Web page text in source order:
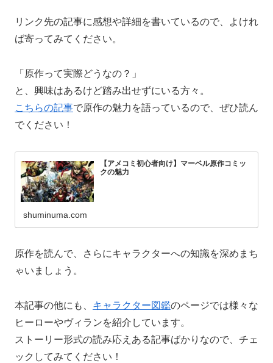
リンク先の記事に感想や詳細を書いているので、よけれ
ば寄ってみてください。
「原作って実際どうなの？」
と、興味はあるけど踏み出せずにいる方々。
こちらの記事で原作の魅力を語っているので、ぜひ読ん
でください！
【アメコミ初心者向け】マーベル原作コミッ
クの魅力
shuminuma.com
原作を読んで、さらにキャラクターへの知識を深めまち
ゃいましょう。
本記事の他にも、 キャラクター図鑑のページでは様々な
ヒーローやヴィランを紹介しています。
ストーリー形式の読み応えある記事ばかりなので、チェ
ックしてみてください！